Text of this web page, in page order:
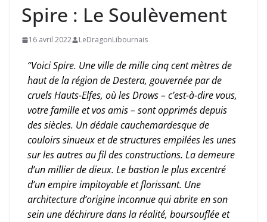
Spire : Le Soulèvement
16 avril 2022 LeDragonLibournais
“Voici Spire. Une ville de mille cinq cent mètres de
haut de la région de Destera, gouvernée par de
cruels Hauts-Elfes, où les Drows – c’est-à-dire vous,
votre famille et vos amis – sont opprimés depuis
des siècles. Un dédale cauchemardesque de
couloirs sinueux et de structures empilées les unes
sur les autres au fil des constructions. La demeure
d’un millier de dieux. Le bastion le plus excentré
d’un empire impitoyable et florissant. Une
architecture d’origine inconnue qui abrite en son
sein une déchirure dans la réalité, boursouflée et